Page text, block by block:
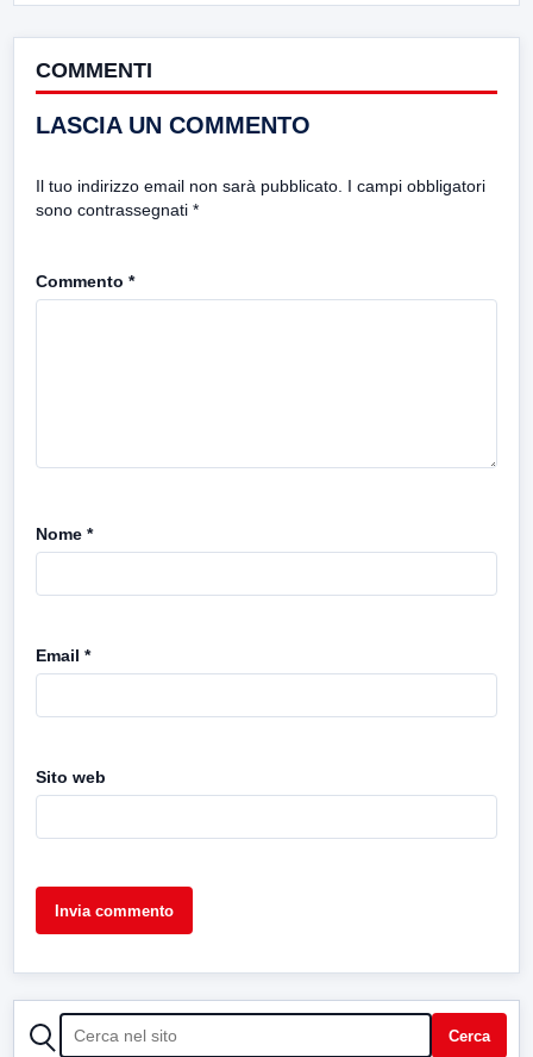
COMMENTI
LASCIA UN COMMENTO
Il tuo indirizzo email non sarà pubblicato. I campi obbligatori
sono contrassegnati *
Commento *
Nome *
Email *
Sito web
CERCA Cerca